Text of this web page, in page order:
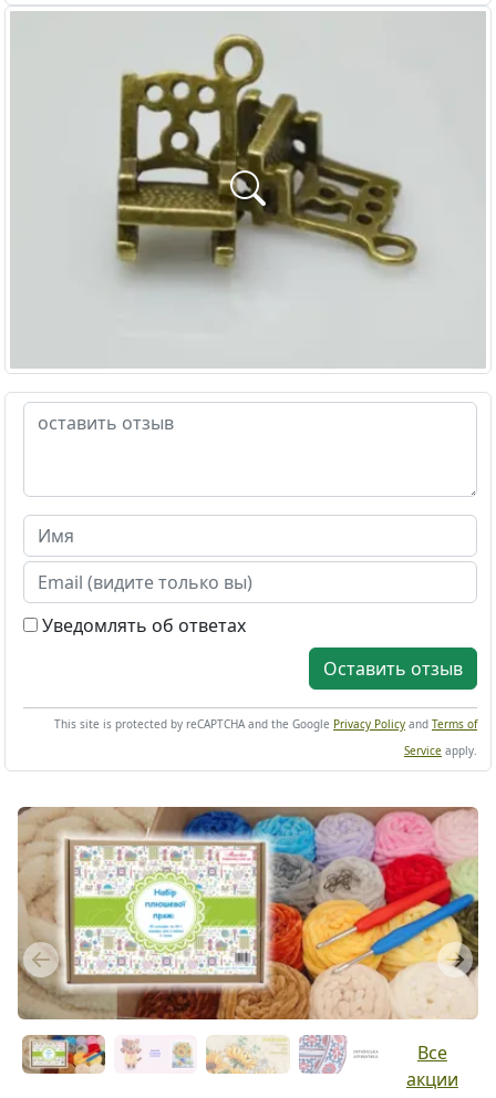
Уведомлять об ответах
Оставить отзыв
This site is protected by reCAPTCHA and the Google Privacy Policy and Terms of
Service apply.
Previous Next
Все
акции